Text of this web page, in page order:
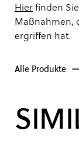
Hierfinden
Maßnahmen,
ergriffen hat.
Alle Produkte